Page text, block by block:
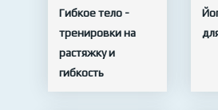
Гибкое тело -
тренировки на
растяжку и
гибкость